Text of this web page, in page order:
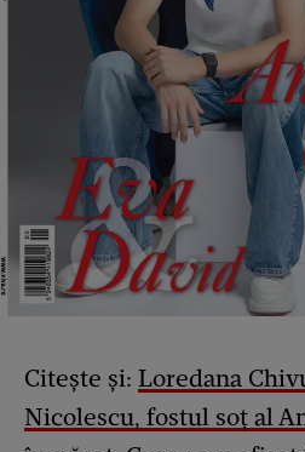
Citește și: Loredana
Nicolescu, fostul soț al